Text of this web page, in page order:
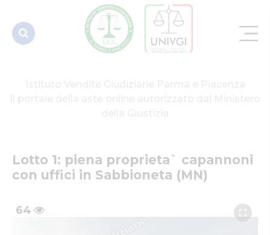
Sabbioneta
(MN)
Lotto 1: piena proprieta` capannoni
con uffici in Sabbioneta (MN)
64